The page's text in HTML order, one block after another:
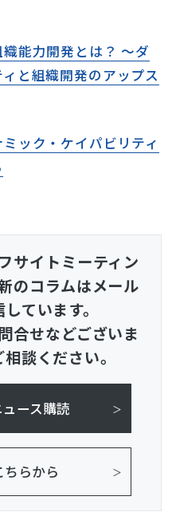
能力開発とは？ ～ダ
と組織開発のアップス
ック・ケイパビリティ
サイトミーティン
のコラムはメール
ています。
合せなどございま
談ください。
ース購読
ちらから